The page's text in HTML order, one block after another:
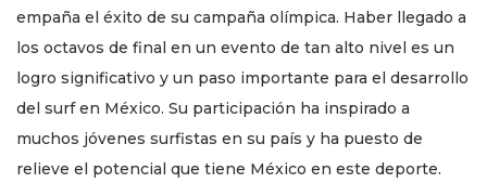
empaña el éxito de su campaña olímpica. Haber llegado a
los octavos de final en un evento de tan alto nivel es un
logro significativo y un paso importante para el desarrollo
del surf en México. Su participación ha inspirado a
muchos jóvenes surfistas en su país y ha puesto de
relieve el potencial que tiene México en este deporte.